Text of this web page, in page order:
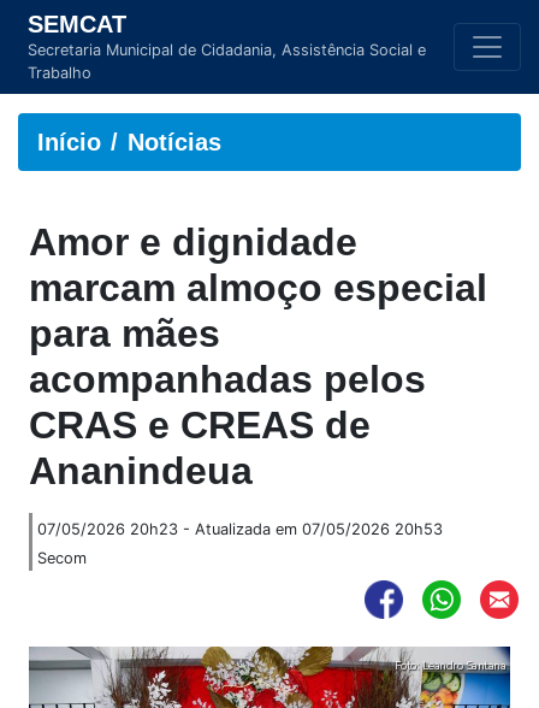
SEMCAT
Secretaria Municipal de Cidadania, Assistência Social e
Trabalho
Início Notícias
Amor e dignidade
marcam almoço especial
para mães
acompanhadas pelos
CRAS e CREAS de
Ananindeua
07/05/2026 20h23 - Atualizada em 07/05/2026 20h53
Secom
Foto: Leandro Santana